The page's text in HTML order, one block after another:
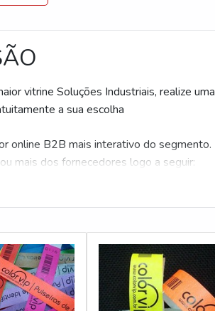
vitrine Soluções Industriais, realize uma
a sua escolha
online B2B mais interativo do segmento.
mais dos fornecedores logo a seguir: